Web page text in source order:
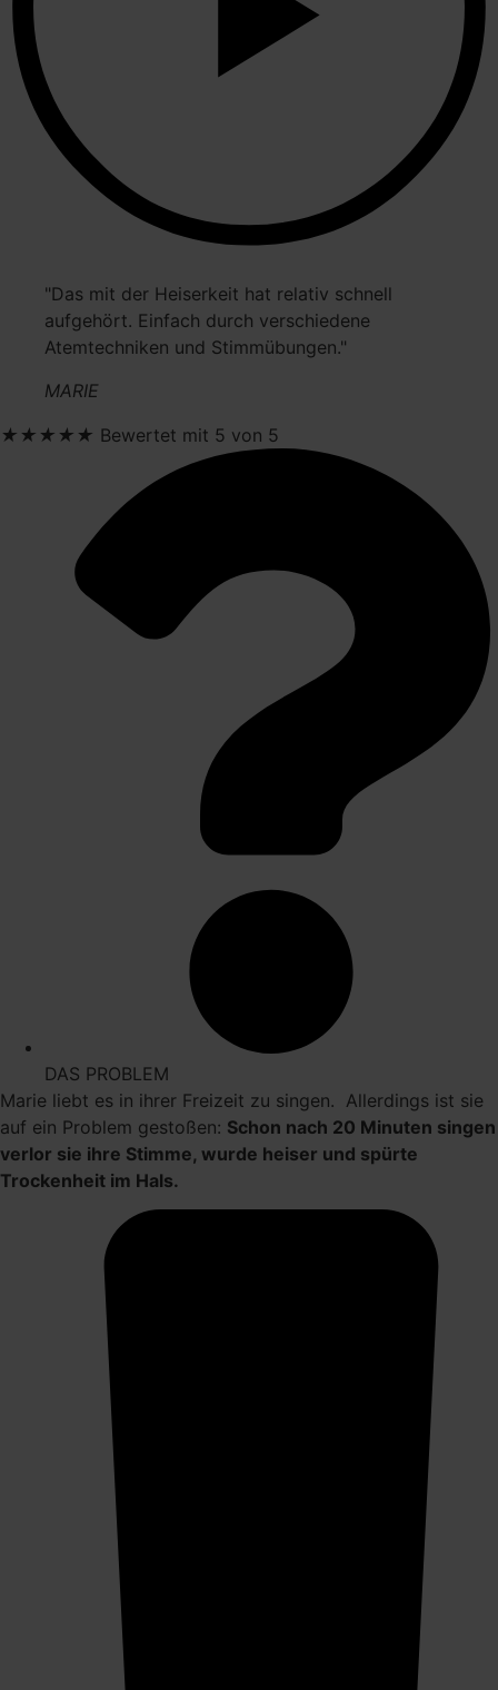
"Das mit der Heiserkeit hat relativ schnell
aufgehört. Einfach durch verschiedene
Atemtechniken und Stimmübungen."
MARIE
★ ★ ★ ★ ★ Bewertet mit 5 von 5
DAS PROBLEM
Marie liebt es in ihrer Freizeit zu singen. Allerdings ist sie
auf ein Problem gestoßen: Schon nach 20 Minuten singen
verlor sie ihre Stimme, wurde heiser und spürte
Trockenheit im Hals.